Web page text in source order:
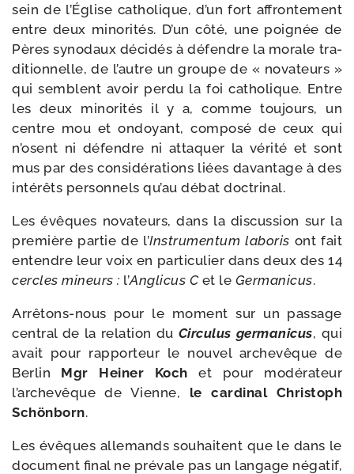
sein de l’Église catho­lique, d’un fort affron­te­ment
entre deux mino­ri­tés. D’un côté, une poi­gnée de
Pères syno­daux déci­dés à défendre la morale tra­
di­tion­nelle, de l’autre un groupe de « nova­teurs »
qui semblent avoir per­du la foi catho­lique. Entre
les deux mino­ri­tés il y a, comme tou­jours, un
centre mou et ondoyant, com­po­sé de ceux qui
n’osent ni défendre ni atta­quer la véri­té et sont
mus par des consi­dé­ra­tions liées davan­tage à des
inté­rêts per­son­nels qu’au débat doctrinal.
Les évêques nova­teurs, dans la dis­cus­sion sur la
pre­mière par­tie de l’Instrumentum labo­ris ont fait
entendre leur voix en par­ti­cu­lier dans deux des 14
cercles mineurs : l’Anglicus Cet le Germanicus.
Arrêtons-​nous pour le moment sur un pas­sage
cen­tral de la rela­tion du Circulus ger­ma­ni­cus, qui
avait pour rap­por­teur le nou­vel arche­vêque de
Berlin Mgr Heiner Kochet pour modé­ra­teur
l’archevêque de Vienne, le car­di­nal Christoph
Schönborn.
Les évêques alle­mands sou­haitent que le dans le
docu­ment final ne pré­vale pas un lan­gage néga­tif,